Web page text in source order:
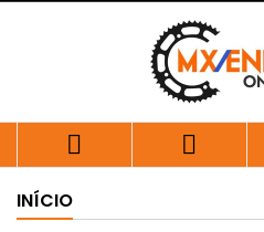
 
INÍCIO